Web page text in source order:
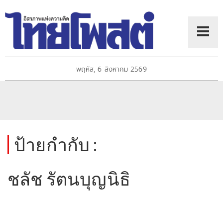
พฤหัส, 6 สิงหาคม 2569
ป้ายกำกับ :
ชลัช รัตนบุญนิธิ